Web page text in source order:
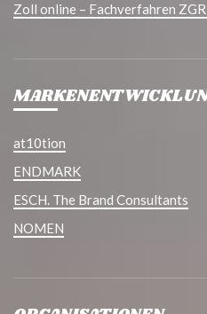
Zoll online – Fachverfahren
at10tion
ENDMARK
ESCH. The Brand Consultants
NOMEN